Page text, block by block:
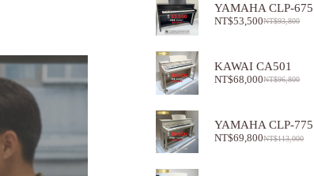
YAMAHA CLP-675
NT$93,800
NT$53,500
KAWAI CA501
NT$96,800
NT$68,000
YAMAHA CLP-775
NT$113,000
NT$69,800